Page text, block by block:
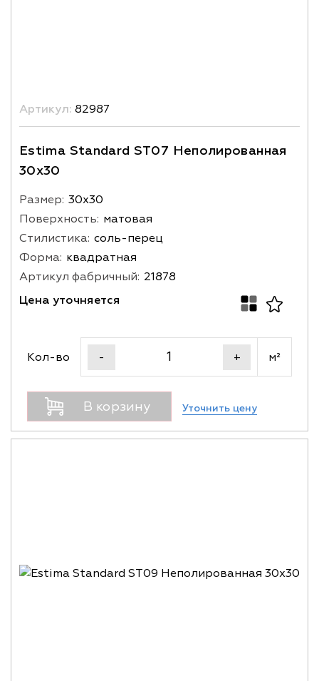
Артикул: 82987
Estima Standard ST07 Неполированная
30x30
Размер: 30х30
Поверхность: матовая
Стилистика: соль-перец
Форма: квадратная
Артикул фабричный: 21878
Цена уточняется
Кол-во - + м²
В корзину Уточнить цену